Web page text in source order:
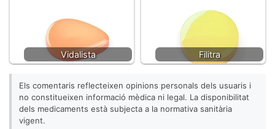
Vidalista Filitra
Els comentaris reflecteixen opinions personals dels usuaris i
no constitueixen informació mèdica ni legal. La disponibilitat
dels medicaments està subjecta a la normativa sanitària
vigent.